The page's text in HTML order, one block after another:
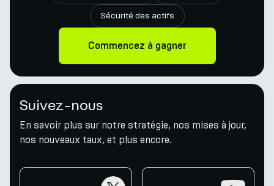
Sécurité des actifs
Commencez à gagner
Suivez-nous
En savoir plus sur notre stratégie, nos mises à jour,
nos nouveaux taux, et plus encore.